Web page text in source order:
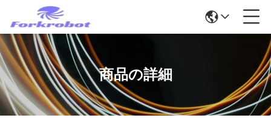
商品の詳細